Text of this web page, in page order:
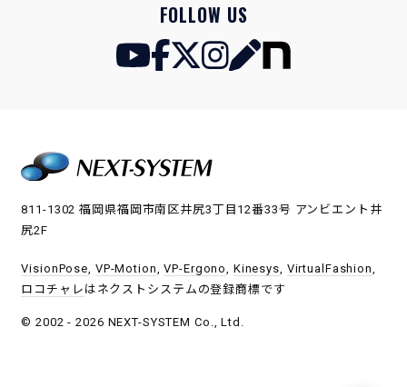
FOLLOW US
811-1302 福岡県福岡市南区井尻3丁目12番33号 アンビエント井
尻2F
VisionPose, VP-Motion,VP-Ergono, Kinesys, VirtualFashion,
ロコチャレ はネクストシステムの登録商標です
© 2002 - 2026 NEXT-SYSTEM Co., Ltd.